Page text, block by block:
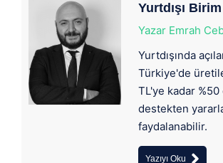
Yurtdışı
Yazar Emrah
Yurtdışında
Türkiye'de
TL'ye kadar
destekten
faydalanabilir.
Yazıyı Oku